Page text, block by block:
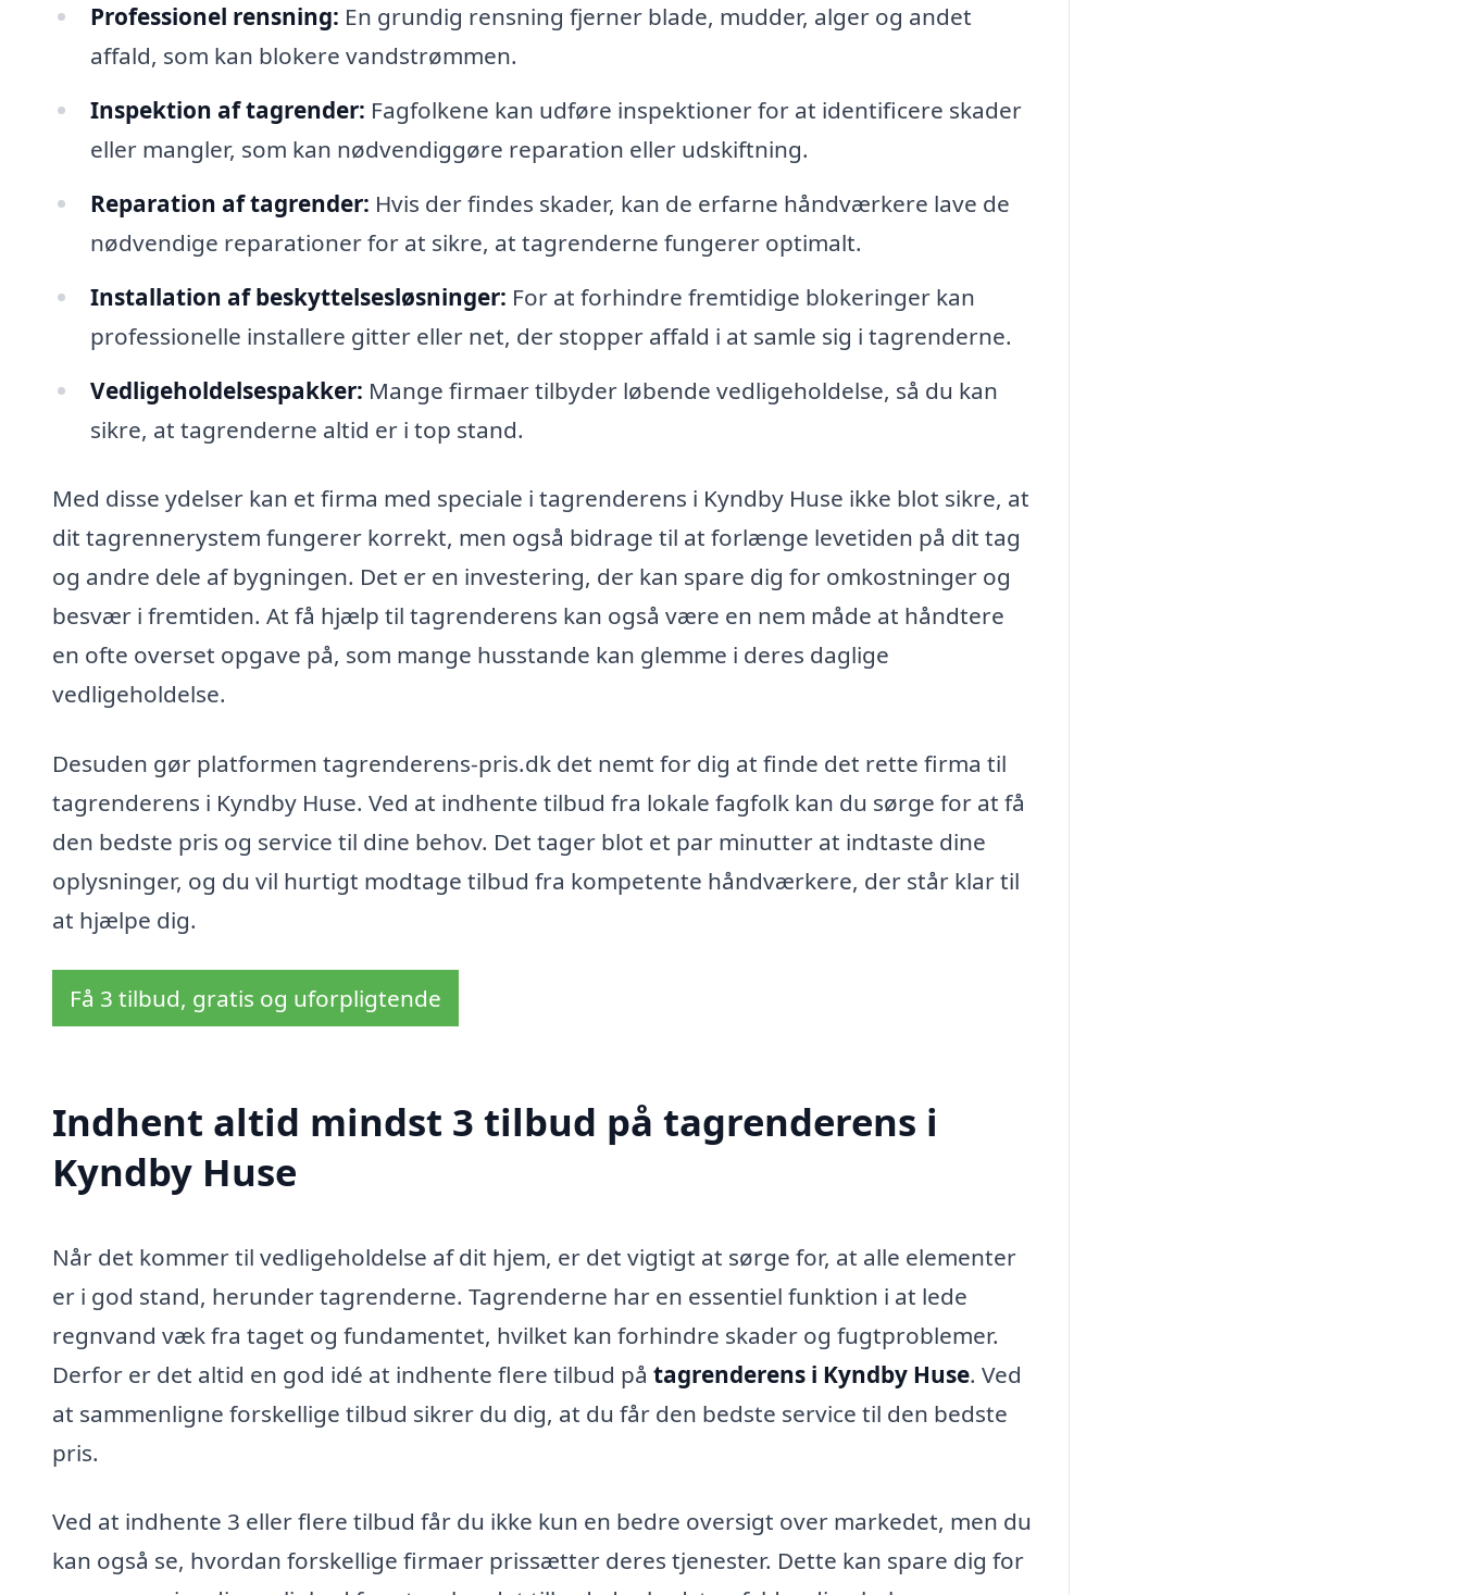
Professionel rensning: En grundig rensning fjerner blade, mudder, alger og andet
affald, som kan blokere vandstrømmen.
Inspektion af tagrender: Fagfolkene kan udføre inspektioner for at identificere skader
eller mangler, som kan nødvendiggøre reparation eller udskiftning.
Reparation af tagrender: Hvis der findes skader, kan de erfarne håndværkere lave de
nødvendige reparationer for at sikre, at tagrenderne fungerer optimalt.
Installation af beskyttelsesløsninger: For at forhindre fremtidige blokeringer kan
professionelle installere gitter eller net, der stopper affald i at samle sig i tagrenderne.
Vedligeholdelsespakker: Mange firmaer tilbyder løbende vedligeholdelse, så du kan
sikre, at tagrenderne altid er i top stand.
Med disse ydelser kan et firma med speciale i tagrenderens i Kyndby Huse ikke blot sikre, at
dit tagrennerystem fungerer korrekt, men også bidrage til at forlænge levetiden på dit tag
og andre dele af bygningen. Det er en investering, der kan spare dig for omkostninger og
besvær i fremtiden. At få hjælp til tagrenderens kan også være en nem måde at håndtere
en ofte overset opgave på, som mange husstande kan glemme i deres daglige
vedligeholdelse.
Desuden gør platformen tagrenderens-pris.dk det nemt for dig at finde det rette firma til
tagrenderens i Kyndby Huse. Ved at indhente tilbud fra lokale fagfolk kan du sørge for at få
den bedste pris og service til dine behov. Det tager blot et par minutter at indtaste dine
oplysninger, og du vil hurtigt modtage tilbud fra kompetente håndværkere, der står klar til
at hjælpe dig.
Få 3 tilbud, gratis og uforpligtende
Indhent altid mindst 3 tilbud på tagrenderens i
Kyndby Huse
Når det kommer til vedligeholdelse af dit hjem, er det vigtigt at sørge for, at alle elementer
er i god stand, herunder tagrenderne. Tagrenderne har en essentiel funktion i at lede
regnvand væk fra taget og fundamentet, hvilket kan forhindre skader og fugtproblemer.
Derfor er det altid en god idé at indhente flere tilbud på tagrenderens i Kyndby Huse. Ved
at sammenligne forskellige tilbud sikrer du dig, at du får den bedste service til den bedste
pris.
Ved at indhente 3 eller flere tilbud får du ikke kun en bedre oversigt over markedet, men du
kan også se, hvordan forskellige firmaer prissætter deres tjenester. Dette kan spare dig for